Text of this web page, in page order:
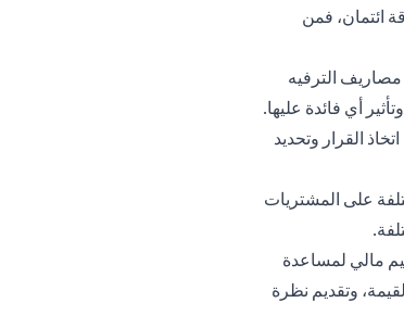
ائتمان، فمن
الترفيه
أي فائدة عليها.
القرار وتحديد
على المشتريات
مالي لمساعدة
وتقديم نظرة